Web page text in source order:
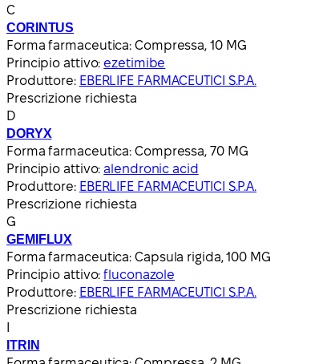
C
CORINTUS
Forma farmaceutica: Compressa, 10 MG
Principio attivo: ezetimibe
Produttore: EBERLIFE FARMACEUTICI S.P.A.
Prescrizione richiesta
D
DORYX
Forma farmaceutica: Compressa, 70 MG
Principio attivo:alendronic acid
Produttore: EBERLIFE FARMACEUTICI S.P.A.
Prescrizione richiesta
G
GEMIFLUX
Forma farmaceutica: Capsula rigida, 100 MG
Principio attivo:fluconazole
Produttore: EBERLIFE FARMACEUTICI S.P.A.
Prescrizione richiesta
ITRIN